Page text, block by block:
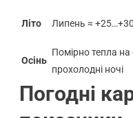
Літо Липень ≈
Осінь
Помірно тепла на
прохолодні ночі
Погодні